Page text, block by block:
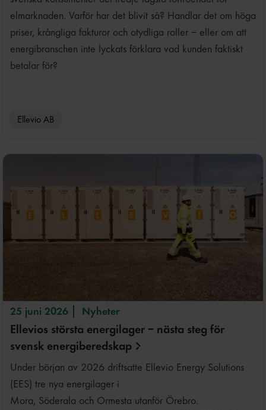
elmarknaden. Varför har det blivit så? Handlar det om höga
priser, krångliga fakturor och otydliga roller – eller om att
energibranschen inte lyckats förklara vad kunden faktiskt
betalar för?
Ellevio AB
25 juni 2026 Nyheter
Ellevios största energilager – nästa steg för
svensk energiberedskap
Under början av 2026 driftsatte Ellevio Energy Solutions
(EES) tre nya energilager i
Mora, Söderala och Ormesta utanför Örebro.